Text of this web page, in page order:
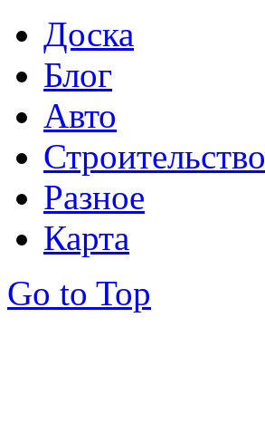
Доска
Блог
Авто
Строительство
Разное
Карта
Go to Top